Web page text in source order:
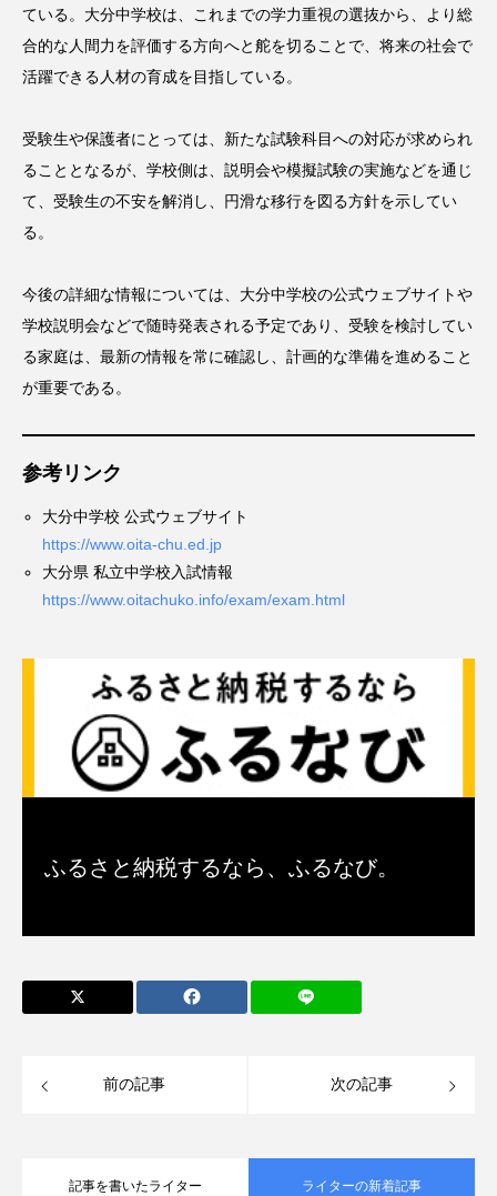
ている。大分中学校は、これまでの学力重視の選抜から、より総
合的な人間力を評価する方向へと舵を切ることで、将来の社会で
活躍できる人材の育成を目指している。
受験生や保護者にとっては、新たな試験科目への対応が求められ
ることとなるが、学校側は、説明会や模擬試験の実施などを通じ
て、受験生の不安を解消し、円滑な移行を図る方針を示してい
る。
今後の詳細な情報については、大分中学校の公式ウェブサイトや
学校説明会などで随時発表される予定であり、受験を検討してい
る家庭は、最新の情報を常に確認し、計画的な準備を進めること
が重要である。
参考リンク
大分中学校 公式ウェブサイト
https://www.oita-chu.ed.jp
大分県 私立中学校入試情報
https://www.oitachuko.info/exam/exam.html
ふるさと納税するなら、ふるなび。
前の記事 次の記事
記事を書いたライター ライターの新着記事